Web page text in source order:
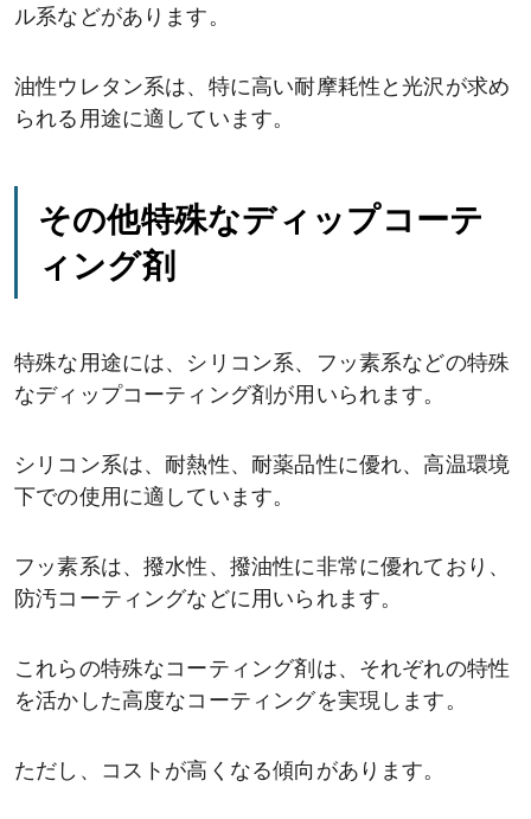
ル系などがあります。
油性ウレタン系は、特に高い耐摩耗性と光沢が求め
られる用途に適しています。
その他特殊なディップコーテ
ィング剤
特殊な用途には、シリコン系、フッ素系などの特殊
なディップコーティング剤が用いられます。
シリコン系は、耐熱性、耐薬品性に優れ、高温環境
下での使用に適しています。
フッ素系は、撥水性、撥油性に非常に優れており、
防汚コーティングなどに用いられます。
これらの特殊なコーティング剤は、それぞれの特性
を活かした高度なコーティングを実現します。
ただし、コストが高くなる傾向があります。